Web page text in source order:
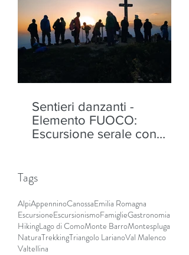
Sentieri danzanti -
Elemento FUOCO:
Escursione serale con
agosto
Tags
AlpiAppenninoCanossaEmilia Romagna
EscursioneEscursionismoFamiglieGastronomia
HikingLago di ComoMonte BarroMontespluga
NaturaTrekkingTriangolo LarianoVal Malenco
Valtellina